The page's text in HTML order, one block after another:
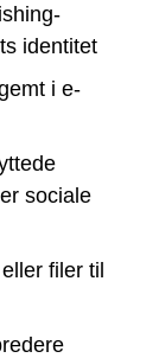
identitet
i e-
sociale
filer til